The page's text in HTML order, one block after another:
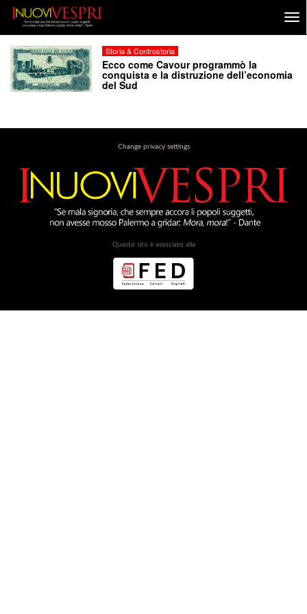
Storia & Controstoria
Ecco come Cavour programmò la
conquista e la distruzione dell’economia
del Sud
Change privacy settings
Questo sito è associato alla